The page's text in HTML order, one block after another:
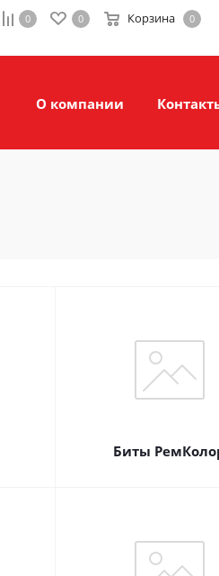
0 0 Корзина 0
О компании
Биты